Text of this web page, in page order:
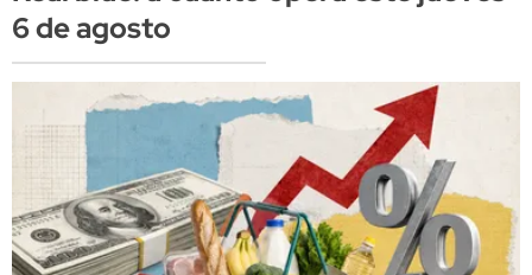
6 de agosto